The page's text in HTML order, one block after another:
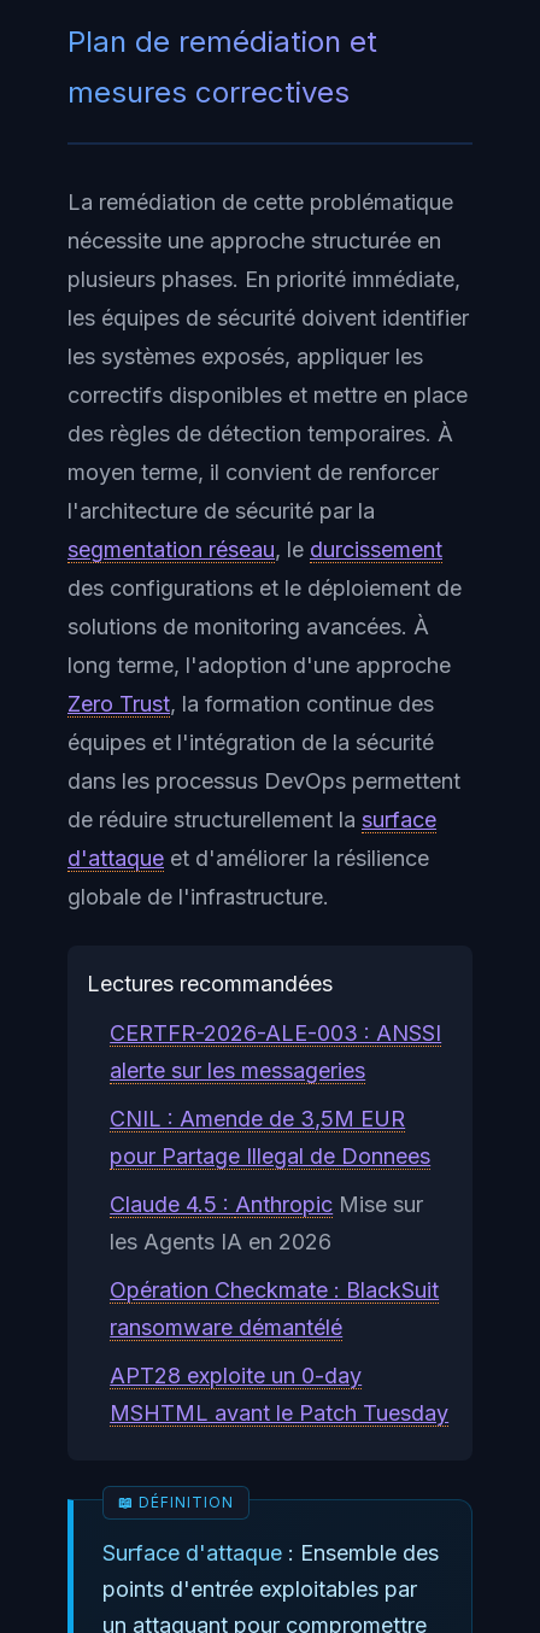
Plan de remédiation et
mesures correctives
La remédiation de cette problématique
nécessite une approche structurée en
plusieurs phases. En priorité immédiate,
les équipes de sécurité doivent identifier
les systèmes exposés, appliquer les
correctifs disponibles et mettre en place
des règles de détection temporaires. À
moyen terme, il convient de renforcer
l'architecture de sécurité par la
segmentation réseau, le durcissement
des configurations et le déploiement de
solutions de monitoring avancées. À
long terme, l'adoption d'une approche
Zero Trust, la formation continue des
équipes et l'intégration de la sécurité
dans les processus DevOps permettent
de réduire structurellement la surface
d'attaque et d'améliorer la résilience
globale de l'infrastructure.
Lectures recommandées
CERTFR-2026-ALE-003 : ANSSI
alerte sur les messageries
CNIL : Amende de 3,5M EUR
pour Partage Illegal de Donnees
Claude 4.5 : Anthropic Mise sur
les Agents IA en 2026
Opération Checkmate : BlackSuit
ransomware démantélé
APT28 exploite un 0-day
MSHTML avant le Patch Tuesday
Surface d'attaque : Ensemble des
points d'entrée exploitables par
un attaquant pour compromettre